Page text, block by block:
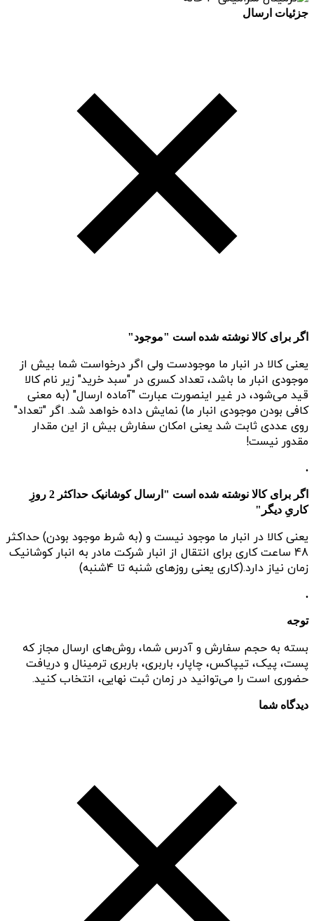
جزئیات ارسال
اگر برای کالا نوشته شده است "موجود"
یعنی کالا در انبار ما موجودست ولی اگر درخواست شما بیش از
موجودی انبار ما باشد، تعداد کسری در "سبد خرید" زیر نام کالا
قید می‌شود، در غیر اینصورت عبارت "آماده ارسال" (به معنی
کافی بودن موجودی انبار ما) نمایش داده خواهد شد. اگر "تعداد"
روی عددی ثابت شد یعنی امکان سفارش بیش از این مقدار
مقدور نیست!
.
اگر برای کالا نوشته شده است "ارسال کوشانیک حداکثر 2 روزِ
کاریِ دیگر"
یعنی کالا در انبار ما موجود نیست و (به شرط موجود بودن) حداکثر
48 ساعت کاری برای انتقال از انبار شرکت مادر به انبار کوشانیک
زمان نیاز دارد.(کاری یعنی روزهای شنبه تا 4شنبه)
.
توجه
بسته به حجم سفارش و آدرس شما، روش‌های ارسال مجاز که
پست، پیک، تیپاکس، چاپار، باربری، باربری ترمینال و دریافت
حضوری است را می‌توانید در زمان ثبت نهایی، انتخاب کنید.
دیدگاه شما